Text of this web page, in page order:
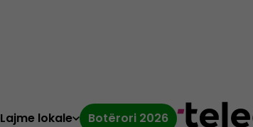
Lajme lokale Botërori 2026